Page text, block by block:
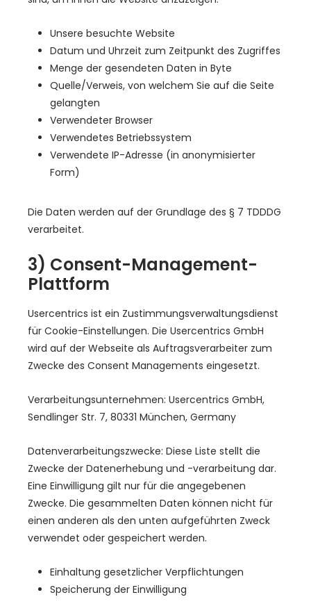
Unsere besuchte Website
Datum und Uhrzeit zum Zeitpunkt des Zugriffes
Menge der gesendeten Daten in Byte
Quelle/Verweis, von welchem Sie auf die Seite
gelangten
Verwendeter Browser
Verwendetes Betriebssystem
Verwendete IP-Adresse (in anonymisierter
Form)
Die Daten werden auf der Grundlage des § 7 TDDDG
verarbeitet.
3) Consent-Management-
Plattform
Usercentrics ist ein Zustimmungsverwaltungsdienst
für Cookie-Einstellungen. Die Usercentrics GmbH
wird auf der Webseite als Auftragsverarbeiter zum
Zwecke des Consent Managements eingesetzt.
Verarbeitungsunternehmen: Usercentrics GmbH,
Sendlinger Str. 7, 80331 München, Germany
Datenverarbeitungszwecke: Diese Liste stellt die
Zwecke der Datenerhebung und -verarbeitung dar.
Eine Einwilligung gilt nur für die angegebenen
Zwecke. Die gesammelten Daten können nicht für
einen anderen als den unten aufgeführten Zweck
verwendet oder gespeichert werden.
Einhaltung gesetzlicher Verpflichtungen
Speicherung der Einwilligung